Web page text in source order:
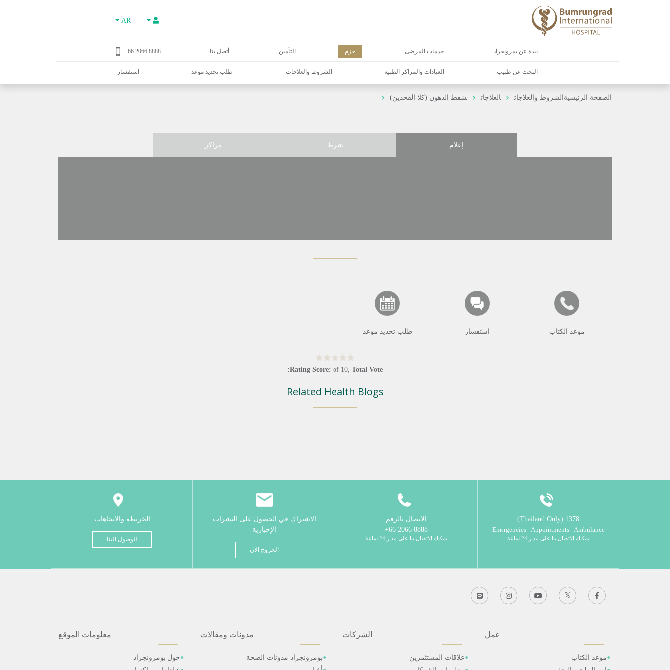
AR
نبذة عن بمرونجراد خدمات المرضى حزم التأمين أتصل بنا 8888 2066 66+
البحث عن طبيب العيادات والمراكز الطبية الشروط والعلاجات طلب تحديد موعد استفسار
الصفحة الرئيسية الشروط والعلاجات العلاجات شفط الدهون (كلا الفخذين)
إعلام شرط مراكز
موعد الكتاب استفسار طلب تحديد موعد
Rating Score: of 10 Total Vote:
Related Health Blogs
1378 (Thailand Only)
Emergencies - Appointments - Ambulance
يمكنك الاتصال بنا على مدار 24 ساعة
الاتصال بالرقم
8888 2066 66+
يمكنك الاتصال بنا على مدار 24 ساعة
الاشتراك في الحصول على النشرات
الإخبارية
الخروج الان
الخريطة والاتجاهات
للوصول الينا
عمل
موعد الكتاب
الشركات
علاقات المستثمرين
مدونات ومقالات
بومرونجراد مدونات الصحة
معلومات الموقع
حول بومرونجراد